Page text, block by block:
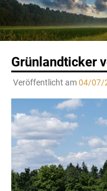
Grünlandticker
Veröffentlicht am04/07/